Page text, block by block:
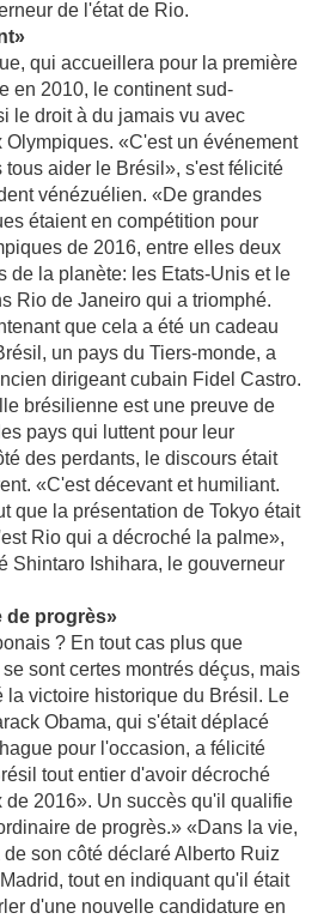
de l'état de Rio.
qui accueillera pour la première
en 2010, le continent sud-
le droit à du jamais vu avec
Olympiques. «C'est un événement
aider le Brésil», s'est félicité
vénézuélien. «De grandes
étaient en compétition pour
de 2016, entre elles deux
de la planète: les Etats-Unis et le
Rio de Janeiro qui a triomphé.
que cela a été un cadeau
un pays du Tiers-monde, a
dirigeant cubain Fidel Castro.
brésilienne est une preuve de
pays qui luttent pour leur
des perdants, le discours était
«C'est décevant et humiliant.
que la présentation de Tokyo était
Rio qui a décroché la palme»,
Shintaro Ishihara, le gouverneur
de progrès»
? En tout cas plus que
sont certes montrés déçus, mais
la victoire historique du Brésil. Le
Obama, qui s'était déplacé
pour l'occasion, a félicité
tout entier d'avoir décroché
de 2016». Un succès qu'il qualifie
de progrès.» «Dans la vie,
son côté déclaré Alberto Ruiz
tout en indiquant qu'il était
d'une nouvelle candidature en